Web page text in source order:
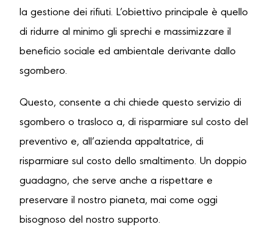
la gestione dei rifiuti. L’obiettivo principale è quello
di ridurre al minimo gli sprechi e massimizzare il
beneficio sociale ed ambientale derivante dallo
sgombero.
Questo, consente a chi chiede questo servizio di
sgombero o trasloco a, di risparmiare sul costo del
preventivo e, all’azienda appaltatrice, di
risparmiare sul costo dello smaltimento. Un doppio
guadagno, che serve anche a rispettare e
preservare il nostro pianeta, mai come oggi
bisognoso del nostro supporto.